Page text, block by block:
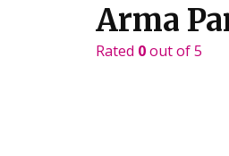
Arma
Rated 0out of 5